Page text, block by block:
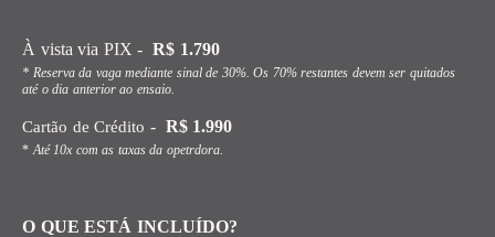
À vista via PIX - R$ 1.790
* Reserva da vaga mediante sinal de 30%. Os 70% restantes devem ser quitados
até o dia anterior ao ensaio.
Cartão de Crédito - R$ 1.990
*Até 10x com as taxas da opetrdora.
O QUE ESTÁ INCLUÍDO?